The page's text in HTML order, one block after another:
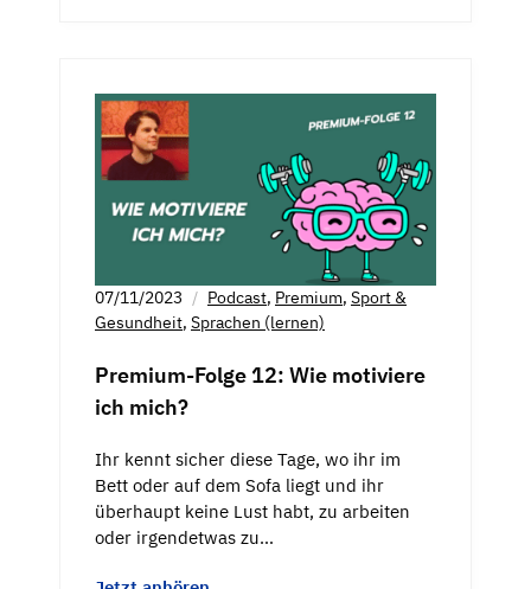
07/11/2023 Podcast, Premium, Sport &
Gesundheit, Sprachen (lernen)
Premium-Folge 12: Wie motiviere
ich mich?
Ihr kennt sicher diese Tage, wo ihr im
Bett oder auf dem Sofa liegt und ihr
überhaupt keine Lust habt, zu arbeiten
oder irgendetwas zu…